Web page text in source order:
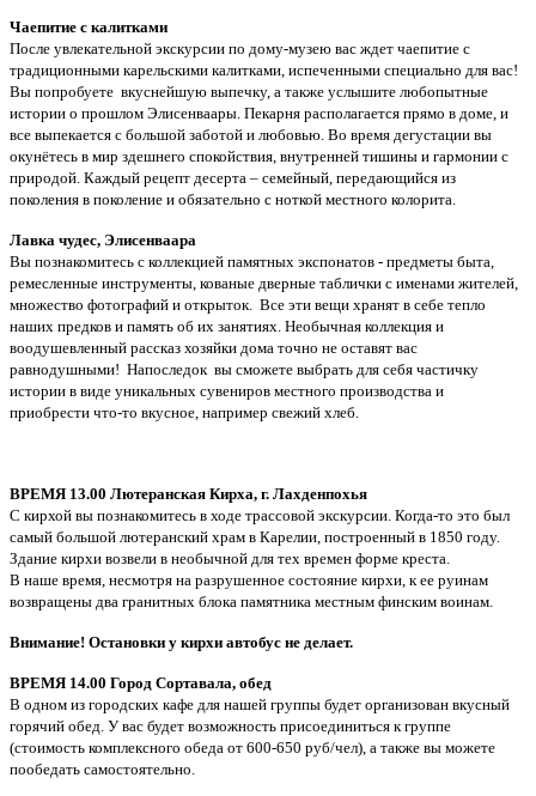
Чаепитие с калитками
После увлекательной экскурсии по дому-музею вас ждет чаепитие с
традиционными карельскими калитками, испеченными специально для вас!
Вы попробуете вкуснейшую выпечку, а также услышите любопытные
истории о прошлом Элисенваары. Пекарня располагается прямо в доме, и
все выпекается с большой заботой и любовью. Во время дегустации вы
окунётесь в мир здешнего спокойствия, внутренней тишины и гармонии с
природой. Каждый рецепт десерта – семейный, передающийся из
поколения в поколение и обязательно с ноткой местного колорита.
Лавка чудес, Элисенваара
Вы познакомитесь с коллекцией памятных экспонатов - предметы быта,
ремесленные инструменты, кованые дверные таблички с именами жителей,
множество фотографий и открыток. Все эти вещи хранят в себе тепло
наших предков и память об их занятиях. Необычная коллекция и
воодушевленный рассказ хозяйки дома точно не оставят вас
равнодушными! Напоследок вы сможете выбрать для себя частичку
истории в виде уникальных сувениров местного производства и
приобрести что-то вкусное, например свежий хлеб.
ВРЕМЯ 13.00 Лютеранская Кирха, г. Лахденпохья
С кирхой вы познакомитесь в ходе трассовой экскурсии. Когда-то это был
самый большой лютеранский храм в Карелии, построенный в 1850 году.
Здание кирхи возвели в необычной для тех времен форме креста.
В наше время, несмотря на разрушенное состояние кирхи, к ее руинам
возвращены два гранитных блока памятника местным финским воинам.
Внимание! Остановки у кирхи автобус не делает.
ВРЕМЯ 14.00 Город Сортавала, обед
В одном из городских кафе для нашей группы будет организован вкусный
горячий обед. У вас будет возможность присоединиться к группе
(стоимость комплексного обеда от 600-650 руб/чел), а также вы можете
пообедать самостоятельно.